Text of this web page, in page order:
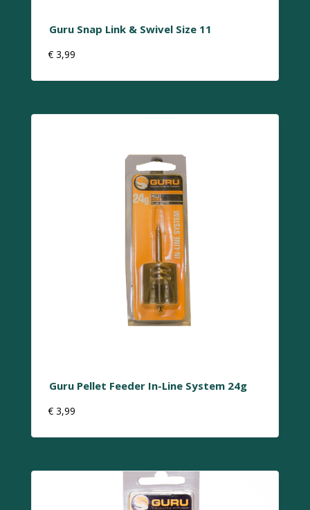
Guru Snap Link & Swivel Size 11
€ 3,99
Guru Pellet Feeder In-Line System 24g
€ 3,99